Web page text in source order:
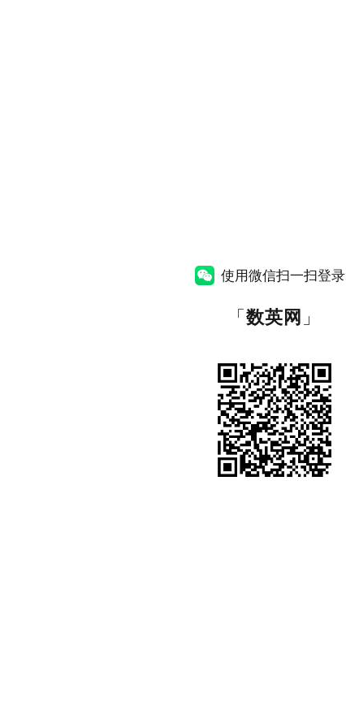
使用微信扫一扫登录
「数英网 」